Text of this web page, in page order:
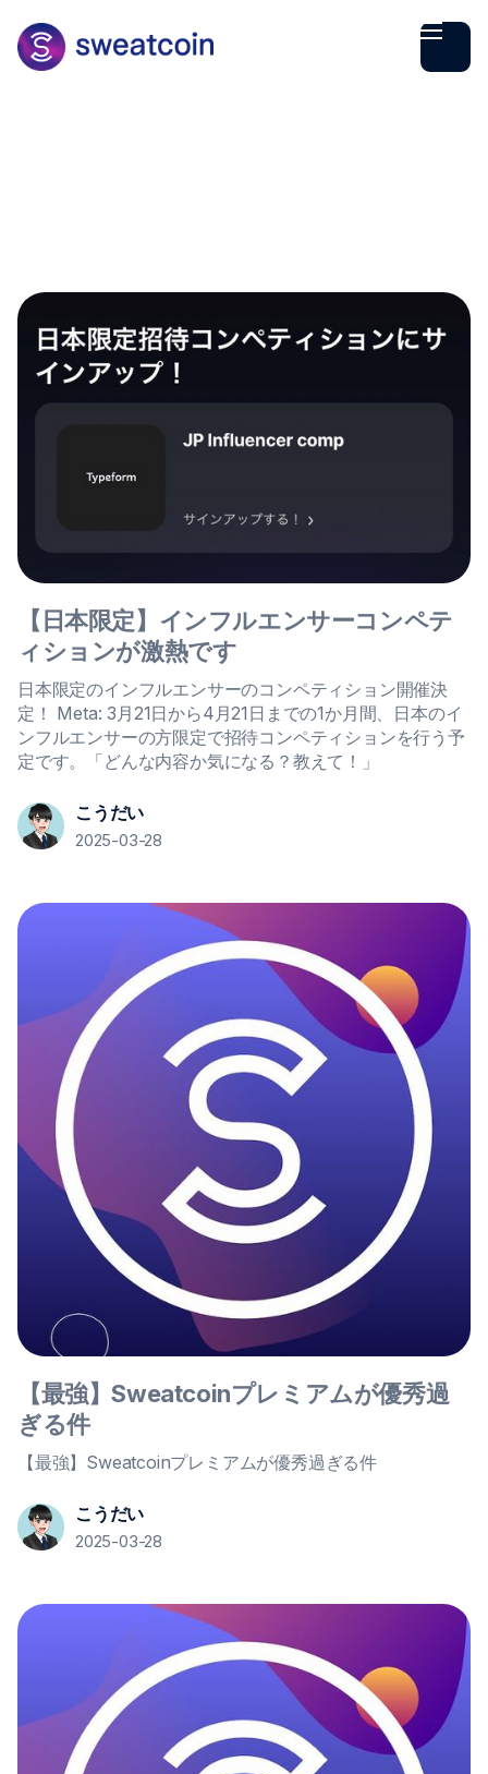
【日本限定】インフルエンサーコンペテ
ィションが激熱です
日本限定のインフルエンサーのコンペティション開催決
定！ Meta: 3月21日から4月21日までの1か月間、日本のイ
ンフルエンサーの方限定で招待コンペティションを行う予
定です。「どんな内容か気になる？教えて！」
こうだい
2025-03-28
【最強】Sweatcoinプレミアムが優秀過
ぎる件
【最強】Sweatcoinプレミアムが優秀過ぎる件
こうだい
2025-03-28